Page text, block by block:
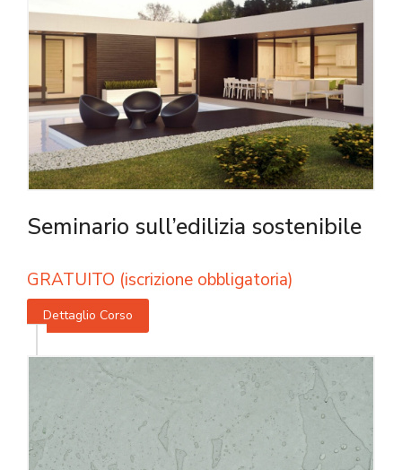
Seminario sull’edilizia sostenibile
GRATUITO (iscrizione obbligatoria)
Dettaglio Corso